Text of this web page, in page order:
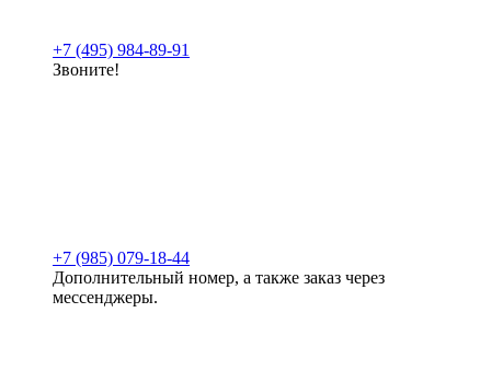
+7 (495) 984-89-91
Звоните!
+7 (985) 079-18-44
Дополнительный номер, а также заказ через
мессенджеры.